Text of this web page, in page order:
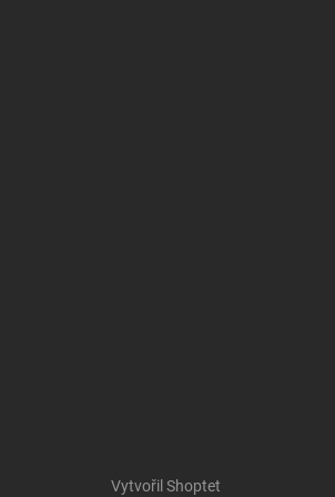
Vytvořil Shoptet